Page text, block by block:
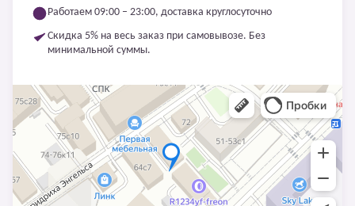
Работаем 09:00 – 23:00, доставка круглосуточно
Скидка 5% на весь заказ при самовывозе. Без
минимальной суммы.